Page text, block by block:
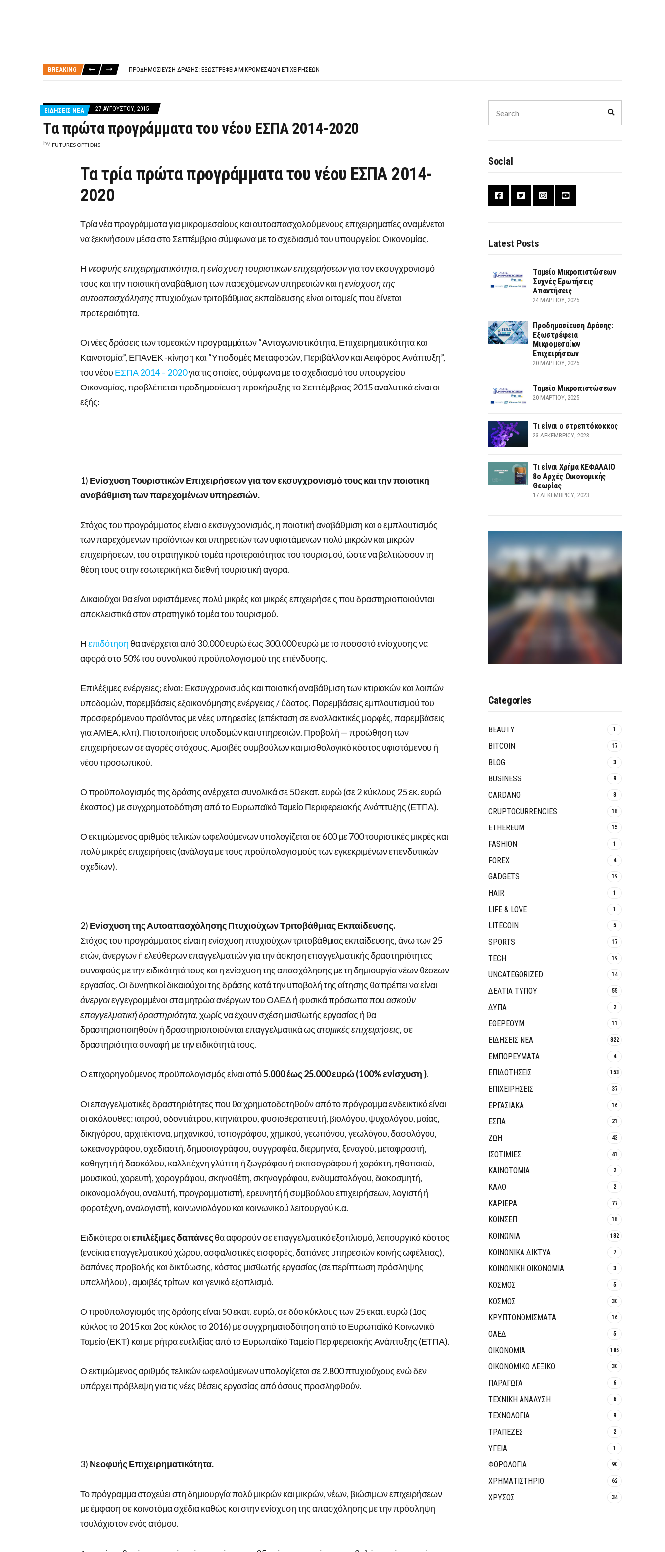
BREAKING
ΠΡΟΔΗΜΟΣΊΕΥΣΗ ΔΡΆΣΗΣ: ΕΞΩΣΤΡΈΦΕΙΑ ΜΙΚΡΟΜΕΣΑΊΩΝ ΕΠΙΧΕΙΡΉΣΕΩΝ
ΤΑΜΕΊΟ ΜΙΚΡΟΠΙΣΤΏΣΕΩΝ ΣΥΧΝΈΣ ΕΡΩΤΉΣΕΙΣ ΑΠΑΝΤΉΣΕΙΣ
ΕΙΔΗΣΕΙΣ ΝΕΑ 27 ΑΥΓΟΎΣΤΟΥ, 2015
Tα πρώτα προγράμματα του νέου ΕΣΠΑ 2014-2020
by FUTURES OPTIONS
Tα τρία πρώτα προγράμματα του νέου ΕΣΠΑ 2014-
2020
Τρία νέα προγράμματα για μικρομεσαίους και αυτοαπασχολούμενους επιχειρηματίες αναμένεται
να ξεκινήσουν μέσα στο Σεπτέμβριο σύμφωνα με το σχεδιασμό του υπουργείου Οικονομίας.
Η νεοφυής επιχειρηματικότητα, ηενίσχυση τουριστικών επιχειρήσεωνγια τον εκσυγχρονισμό
τους και την ποιοτική αναβάθμιση των παρεχόμενων υπηρεσιών και ηενίσχυση της
αυτοαπασχόλησηςπτυχιούχων τριτοβάθμιας εκπαίδευσης είναι οι τομείς που δίνεται
προτεραιότητα.
Οι νέες δράσεις των τομεακών προγραμμάτων “Ανταγωνιστικότητα, Επιχειρηματικότητα και
Καινοτομία”, ΕΠΑνΕΚ -κίνηση και “Υποδομές Μεταφορών, Περιβάλλον και Αειφόρος Ανάπτυξη”,
του νέου ΕΣΠΑ 2014 – 2020για τις οποίες, σύμφωνα με το σχεδιασμό του υπουργείου
Οικονομίας, προβλέπεται προδημοσίευση προκήρυξης το Σεπτέμβριος 2015 αναλυτικά είναι οι
εξής:
1) Ενίσχυση Τουριστικών Επιχειρήσεων για τον εκσυγχρονισμό τους και την ποιοτική
αναβάθμιση των παρεχομένων υπηρεσιών.
Στόχος του προγράμματος είναι ο εκσυγχρονισμός, η ποιοτική αναβάθμιση και ο εμπλουτισμός
των παρεχόμενων προϊόντων και υπηρεσιών των υφιστάμενων πολύ μικρών και μικρών
επιχειρήσεων, του στρατηγικού τομέα προτεραιότητας του τουρισμού, ώστε να βελτιώσουν τη
θέση τους στην εσωτερική και διεθνή τουριστική αγορά.
Δικαιούχοι θα είναι υφιστάμενες πολύ μικρές και μικρές επιχειρήσεις που δραστηριοποιούνται
αποκλειστικά στον στρατηγικό τομέα του τουρισμού.
Ηεπιδότηση θα ανέρχεται από 30.000 ευρώ έως 300.000 ευρώ με το ποσοστό ενίσχυσης να
αφορά στο 50% του συνολικού προϋπολογισμού της επένδυσης.
Επιλέξιμες ενέργειες; είναι: Εκσυγχρονισμός και ποιοτική αναβάθμιση των κτιριακών και λοιπών
υποδομών, παρεμβάσεις εξοικονόμησης ενέργειας / ύδατος. Παρεμβάσεις εμπλουτισμού του
προσφερόμενου προϊόντος με νέες υπηρεσίες (επέκταση σε εναλλακτικές μορφές, παρεμβάσεις
για ΑΜΕΑ, κλπ). Πιστοποιήσεις υποδομών και υπηρεσιών. Προβολή — προώθηση των
επιχειρήσεων σε αγορές στόχους. Αμοιβές συμβούλων και μισθολογικό κόστος υφιστάμενου ή
νέου προσωπικού.
Ο προϋπολογισμός της δράσης ανέρχεται συνολικά σε 50 εκατ. ευρώ (σε 2 κύκλους 25 εκ. ευρώ
έκαστος) με συγχρηματοδότηση από το Ευρωπαϊκό Ταμείο Περιφερειακής Ανάπτυξης (ΕΤΠΑ).
Ο εκτιμώμενος αριθμός τελικών ωφελούμενων υπολογίζεται σε 600 με 700 τουριστικές μικρές και
πολύ μικρές επιχειρήσεις (ανάλογα με τους προϋπολογισμούς των εγκεκριμένων επενδυτικών
σχεδίων).
2) Ενίσχυση της Αυτοαπασχόλησης Πτυχιούχων Τριτοβάθμιας Εκπαίδευσης.
Στόχος του προγράμματος είναι η ενίσχυση πτυχιούχων τριτοβάθμιας εκπαίδευσης, άνω των 25
ετών, άνεργων ή ελεύθερων επαγγελματιών για την άσκηση επαγγελματικής δραστηριότητας
συναφούς με την ειδικότητά τους και η ενίσχυση της απασχόλησης με τη δημιουργία νέων θέσεων
εργασίας. Οι δυνητικοί δικαιούχοι της δράσης κατά την υποβολή της αίτησης θα πρέπει να είναι
άνεργοιεγγεγραμμένοι στα μητρώα ανέργων του ΟΑΕΔ ή φυσικά πρόσωπα πουασκούν
επαγγελματική δραστηριότητα, χωρίς να έχουν σχέση μισθωτής εργασίας ή θα
δραστηριοποιηθούν ή δραστηριοποιούνται επαγγελματικά ωςατομικές επιχειρήσεις, σε
δραστηριότητα συναφή με την ειδικότητά τους.
Ο επιχορηγούμενος προϋπολογισμός είναι από5.000 έως 25.000 ευρώ(100% ενίσχυση ).
Οι επαγγελματικές δραστηριότητες που θα χρηματοδοτηθούν από το πρόγραμμα ενδεικτικά είναι
οι ακόλουθες: ιατρού, οδοντιάτρου, κτηνιάτρου, φυσιοθεραπευτή, βιολόγου, ψυχολόγου, μαίας,
δικηγόρου, αρχιτέκτονα, μηχανικού, τοπογράφου, χημικού, γεωπόνου, γεωλόγου, δασολόγου,
ωκεανογράφου, σχεδιαστή, δημοσιογράφου, συγγραφέα, διερμηνέα, ξεναγού, μεταφραστή,
καθηγητή ή δασκάλου, καλλιτέχνη γλύπτη ή ζωγράφου ή σκιτσογράφου ή χαράκτη, ηθοποιού,
μουσικού, χορευτή, χορογράφου, σκηνοθέτη, σκηνογράφου, ενδυματολόγου, διακοσμητή,
οικονομολόγου, αναλυτή, προγραμματιστή, ερευνητή ή συμβούλου επιχειρήσεων, λογιστή ή
φοροτέχνη, αναλογιστή, κοινωνιολόγου και κοινωνικού λειτουργού κ.α.
Ειδικότερα οιεπιλέξιμες δαπάνεςθα αφορούν σε επαγγελματικό εξοπλισμό, λειτουργικό κόστος
(ενοίκια επαγγελματικού χώρου, ασφαλιστικές εισφορές, δαπάνες υπηρεσιών κοινής ωφέλειας),
δαπάνες προβολής και δικτύωσης, κόστος μισθωτής εργασίας (σε περίπτωση πρόσληψης
υπαλλήλου) , αμοιβές τρίτων, και γενικό εξοπλισμό.
Ο προϋπολογισμός της δράσης είναι 50 εκατ. ευρώ, σε δύο κύκλους των 25 εκατ. ευρώ (1ος
κύκλος το 2015 και 2ος κύκλος το 2016) με συγχρηματοδότηση από το Ευρωπαϊκό Κοινωνικό
Ταμείο (ΕΚΤ) και με ρήτρα ευελιξίας από το Ευρωπαϊκό Ταμείο Περιφερειακής Ανάπτυξης (ΕΤΠΑ).
Ο εκτιμώμενος αριθμός τελικών ωφελούμενων υπολογίζεται σε 2.800 πτυχιούχους ενώ δεν
υπάρχει πρόβλεψη για τις νέες θέσεις εργασίας από όσους προσληφθούν.
3) Νεοφυής Επιχειρηματικότητα.
Το πρόγραμμα στοχεύει στη δημιουργία πολύ μικρών και μικρών, νέων, βιώσιμων επιχειρήσεων
με έμφαση σε καινοτόμα σχέδια καθώς και στην ενίσχυση της απασχόλησης με την πρόσληψη
τουλάχιστον ενός ατόμου.
for:
Social
Latest Posts
Ταμείο Μικροπιστώσεων
Συχνές Ερωτήσεις
Απαντήσεις
24 ΜΑΡΤΊΟΥ, 2025
Προδημοσίευση Δράσης:
Εξωστρέφεια
Μικρομεσαίων
Επιχειρήσεων
20 ΜΑΡΤΊΟΥ, 2025
Ταμείο Μικροπιστώσεων
20 ΜΑΡΤΊΟΥ, 2025
Τι είναι ο στρεπτόκοκκος
23 ΔΕΚΕΜΒΡΊΟΥ, 2023
Τι είναι Χρήμα ΚΕΦΑΛΑΙΟ
8ο Αρχές Οικονομικής
Θεωρίας
17 ΔΕΚΕΜΒΡΊΟΥ, 2023
Categories
BEAUTY 1
BITCOIN 17
BLOG 3
BUSINESS 9
CARDANO 3
CRUPTOCURRENCIES 18
ETHEREUM 15
FASHION 1
FOREX 4
GADGETS 19
HAIR 1
LIFE & LOVE 1
LITECOIN 5
SPORTS 17
TECH 19
UNCATEGORIZED 14
ΔΕΛΤΙΑ ΤΥΠΟΥ 55
ΔΥΠΑ 2
ΕΘΈΡΕΟΥΜ 11
ΕΙΔΗΣΕΙΣ ΝΕΑ 322
ΕΜΠΟΡΕΥΜΑΤΑ 4
ΕΠΙΔΟΤΗΣΕΙΣ 153
ΕΠΙΧΕΙΡΗΣΕΙΣ 37
ΕΡΓΑΣΙΑΚΑ 16
ΕΣΠΑ 21
ΖΩΗ 43
ΙΣΟΤΙΜΙΕΣ 41
ΚΑΙΝΟΤΟΜΊΑ 2
ΚΑΛΟ 2
ΚΑΡΙΕΡΑ 77
ΚΟΙΝΣΕΠ 18
ΚΟΙΝΩΝΙΑ 132
ΚΟΙΝΩΝΙΚΆ ΔΊΚΤΥΑ 7
ΚΟΙΝΩΝΙΚΉ ΟΙΚΟΝΟΜΊΑ 3
ΚΟΣΜΟΣ 5
ΚΟΣΜΟΣ 30
ΚΡΥΠΤΟΝΟΜΊΣΜΑΤΑ 16
ΟΑΕΔ 5
ΟΙΚΟΝΟΜΙΑ 185
ΟΙΚΟΝΟΜΙΚΟ ΛΕΞΙΚΟ 30
ΠΑΡΑΓΩΓΑ 6
ΤΕΧΝΙΚΗ ΑΝΑΛΥΣΗ 6
ΤΕΧΝΟΛΟΓΙΑ 9
ΤΡΆΠΕΖΕΣ 2
ΥΓΕΙΑ 1
ΦΟΡΟΛΟΓΙΑ 90
ΧΡΗΜΑΤΙΣΤΗΡΙΟ 62
ΧΡΥΣΟΣ 34